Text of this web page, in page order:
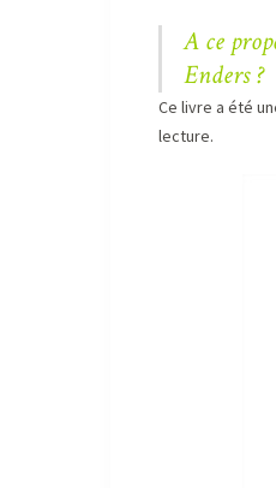
A ce
Enders ?
Ce livre a été
lecture.